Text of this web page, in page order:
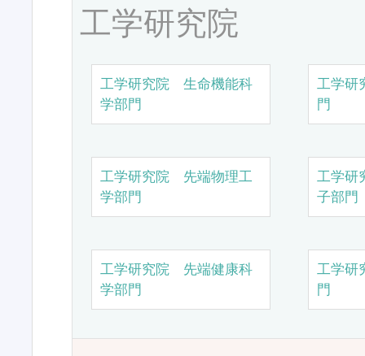
工学研究院
工学研究院 生命機能科
学部門
工学研
門
工学研究院 先端物理工
学部門
工学研
子部門
工学研究院 先端健康科
学部門
工学研
門